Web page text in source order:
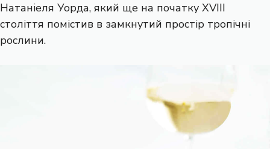
Натаніеля Уорда, який ще на початку XVIII
століття помістив в замкнутий простір тропічні
рослини.